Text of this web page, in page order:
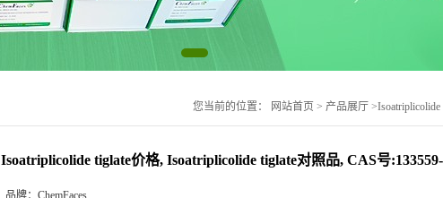
您当前的位置： 网站首页 > 产品展厅 >Isoatriplicolide
Isoatriplicolide tiglate价格, Isoatriplicolide tiglate对照品, CAS号
品牌： ChemFaces